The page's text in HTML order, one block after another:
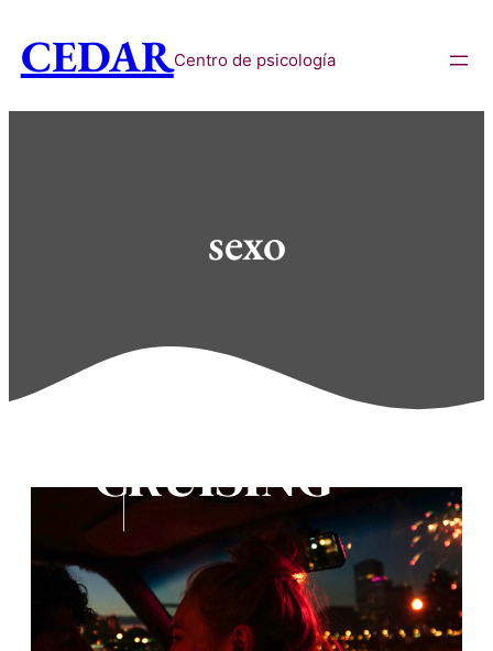
CEDARCentro de psicología
sexo